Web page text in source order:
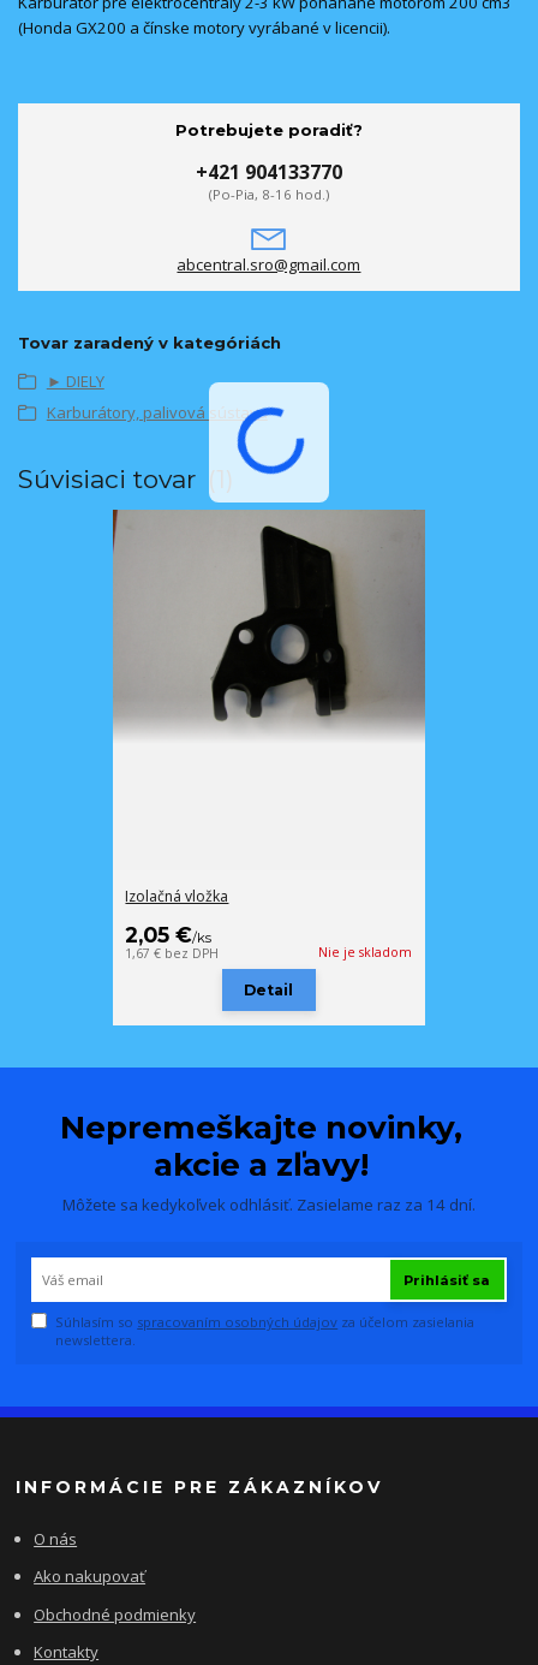
(Honda GX200 a čínske motory vyrábané v licencii).
Potrebujete poradiť?
+421 904133770
(Po-Pia, 8-16 hod.)
abcentral.sro@gmail.com
Tovar zaradený v kategóriách
► DIELY
Karburátory, palivová sústava
Súvisiaci tovar 1
Izolačná vložka
2,05 €/ks
1,67 € bez DPH Nie je skladom
Detail
Nepremeškajte novinky,
akcie a zľavy!
Môžete sa kedykoľvek odhlásiť. Zasielame raz za 14 dní.
Prihlásiť sa
Súhlasím so spracovaním osobných údajov za účelom zasielania
newslettera.
INFORMÁCIE PRE ZÁKAZNÍKOV
O nás
Ako nakupovať
Obchodné podmienky
Kontakty